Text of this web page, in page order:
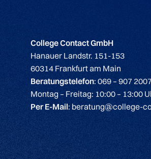
College Contact GmbH
Hanauer Landstr. 151-153
60314 Frankfurt am Main
Beratungstelefon: 069 – 907
Montag – Freitag: 10:00 – 13:00
Per E-Mail: beratung@college-